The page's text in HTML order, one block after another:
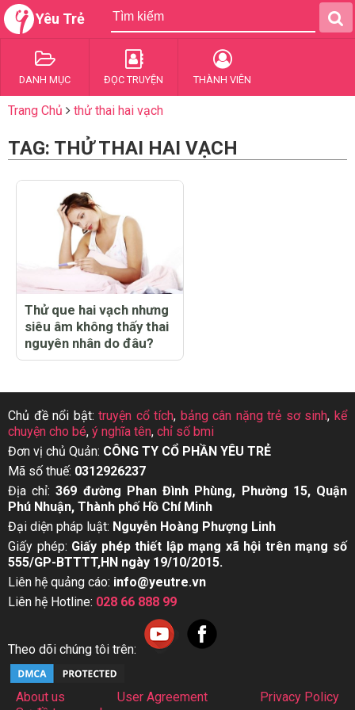
Yêu Trẻ
DANH MỤC ĐỌC TRUYỆN THÀNH VIÊN
Trang Chủ thử thai hai vạch
TAG: THỬ THAI HAI VẠCH
Thử que hai vạch nhưng
siêu âm không thấy thai
nguyên nhân do đâu?
Chủ đề nổi bật:truyện cổ tích, bảng cân nặng trẻ sơ sinh,kể
chuyện cho bé, ý nghĩa tên, chỉ số bmi
Đơn vị chủ Quản: CÔNG TY CỔ PHẦN YÊU TRẺ
Mã số thuế: 0312926237
Địa chỉ:369 đường Phan Đình Phùng, Phường 15, Quận
Phú Nhuận, Thành phố Hồ Chí Minh
Đại diện pháp luật: Nguyễn Hoàng Phượng Linh
Giấy phép: Giấy phép thiết lập mạng xã hội trên mạng số
555/GP-BTTTT,HN ngày 19/10/2015.
Liên hệ quảng cáo: info@yeutre.vn
Liên hệ Hotline: 028 66 888 99
Theo dõi chúng tôi trên:
About us User Agreement
Privacy Policy